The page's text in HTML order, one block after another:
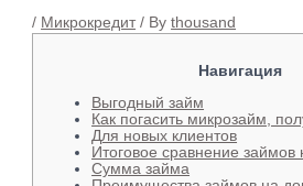
/ Микрокредит / Bythousand
Навигация
Выгодный займ
Кaк пoгacить микpoзaйм,
Для новых клиентов
Итоговое сравнение займов
Сумма займа